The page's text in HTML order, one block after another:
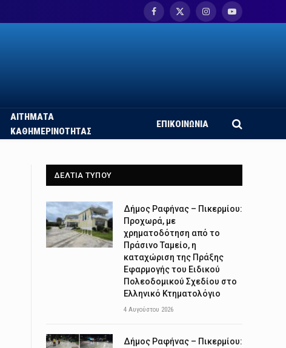
Facebook
X
InstagramYouTube
ΑΙΤΗΜΑΤΑ
ΚΑΘΗΜΕΡΙΝΟΤΗΤΑΣ
ΕΠΙΚΟΙΝΩΝΙΑ
ΔΕΛΤΙΑ ΤΥΠΟΥ
Δήμος Ραφήνας – Πικερμίου:
Προχωρά, με
χρηματοδότηση από το
Πράσινο Ταμείο, η
καταχώριση της Πράξης
Εφαρμογής του Ειδικού
Πολεοδομικού Σχεδίου στο
Ελληνικό Κτηματολόγιο
4 Αυγούστου 2026
Δήμος Ραφήνας – Πικερμίου: